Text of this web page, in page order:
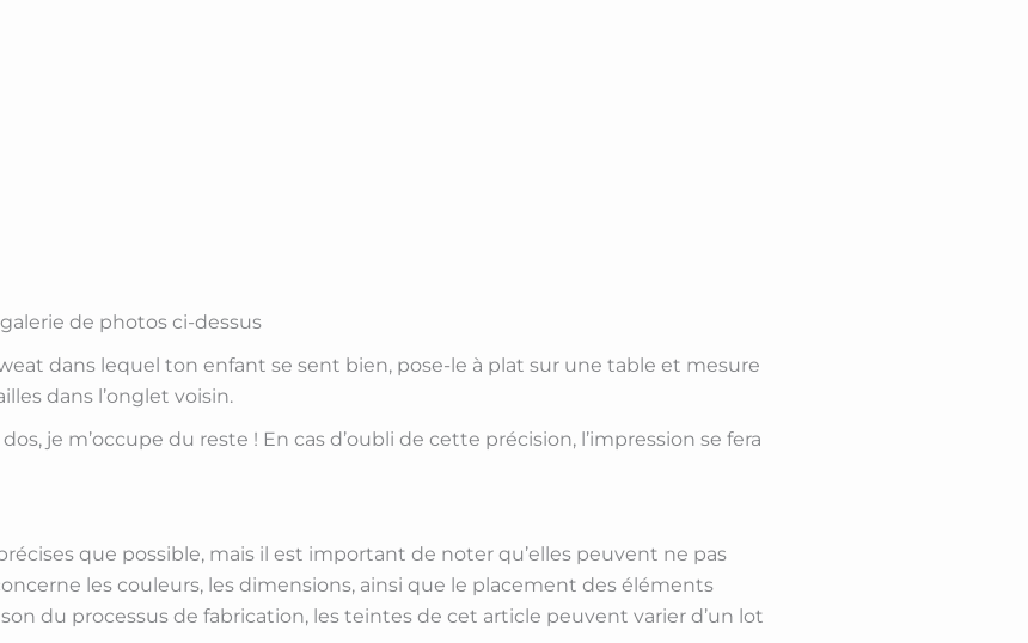
de photos ci-dessus
dans lequel ton enfant se sent bien, pose-le à plat sur une table et mesure
dans l’onglet voisin.
je m’occupe du reste ! En cas d’oubli de cette précision, l’impression se fera
que possible, mais il est important de noter qu’elles peuvent ne pas
les couleurs, les dimensions, ainsi que le placement des éléments
du processus de fabrication, les teintes de cet article peuvent varier d’un lot